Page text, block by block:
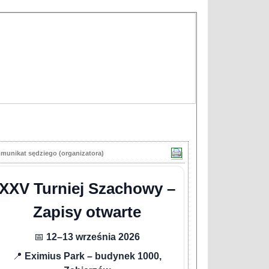
sędziego (organizatora)
Turniej Szachowy –
Zapisy otwarte
📅 12–13 września 2026
📍 Eximius Park – budynek 1000,